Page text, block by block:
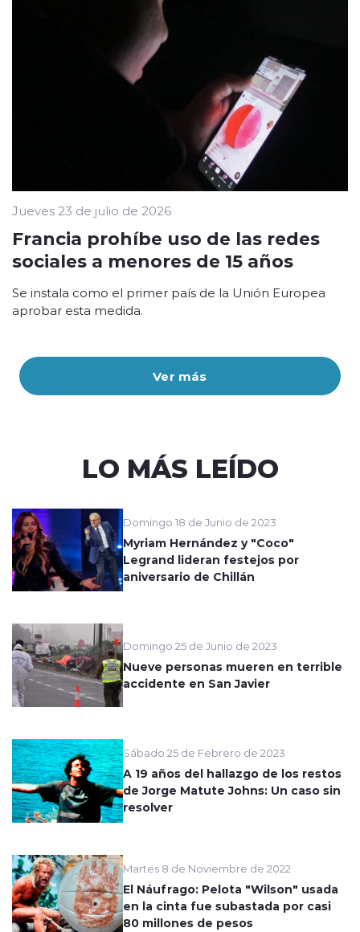
Ver más
Jueves 23 de julio de 2026
Francia prohíbe uso de las redes
sociales a menores de 15 años
Se instala como el primer país de la Unión Europea
aprobar esta medida.
LO MÁS LEÍDO
Domingo 18 de Junio de 2023
Myriam Hernández y "Coco"
Legrand lideran festejos por
aniversario de Chillán
Domingo 25 de Junio de 2023
Nueve personas mueren en terrible
accidente en San Javier
Sábado 25 de Febrero de 2023
A 19 años del hallazgo de los restos
de Jorge Matute Johns: Un caso sin
resolver
Martes 8 de Noviembre de 2022
El Náufrago: Pelota "Wilson" usada
en la cinta fue subastada por casi
80 millones de pesos